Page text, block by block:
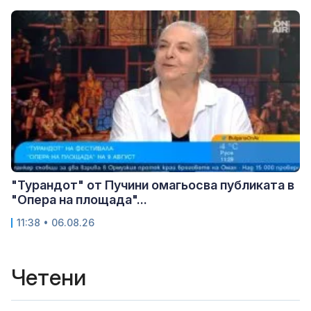
"Турандот" от Пучини омагьосва публиката в
"Опера на площада"...
11:38 • 06.08.26
Четени